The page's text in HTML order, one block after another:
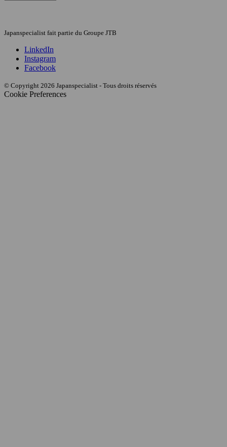
Japanspecialist fait partie du Groupe JTB
LinkedIn
Instagram
Facebook
© Copyright 2026 Japanspecialist - Tous droits réservés
Cookie Preferences